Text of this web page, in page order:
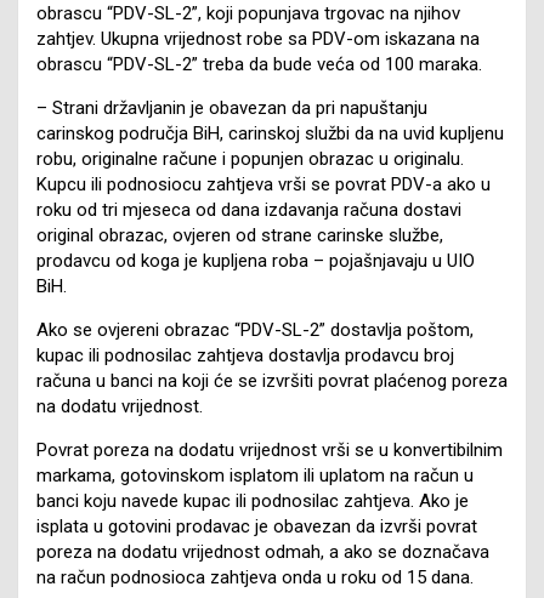
obrascu “PDV-SL-2”, koji popunjava trgovac na njihov
zahtjev. Ukupna vrijednost robe sa PDV-om iskazana na
obrascu “PDV-SL-2” treba da bude veća od 100 maraka.
– Strani državljanin je obavezan da pri napuštanju
carinskog područja BiH, carinskoj službi da na uvid kupljenu
robu, originalne račune i popunjen obrazac u originalu.
Kupcu ili podnosiocu zahtjeva vrši se povrat PDV-a ako u
roku od tri mjeseca od dana izdavanja računa dostavi
original obrazac, ovjeren od strane carinske službe,
prodavcu od koga je kupljena roba – pojašnjavaju u UIO
BiH.
Ako se ovjereni obrazac “PDV-SL-2” dostavlja poštom,
kupac ili podnosilac zahtjeva dostavlja prodavcu broj
računa u banci na koji će se izvršiti povrat plaćenog poreza
na dodatu vrijednost.
Povrat poreza na dodatu vrijednost vrši se u konvertibilnim
markama, gotovinskom isplatom ili uplatom na račun u
banci koju navede kupac ili podnosilac zahtjeva. Ako je
isplata u gotovini prodavac je obavezan da izvrši povrat
poreza na dodatu vrijednost odmah, a ako se doznačava
na račun podnosioca zahtjeva onda u roku od 15 dana.